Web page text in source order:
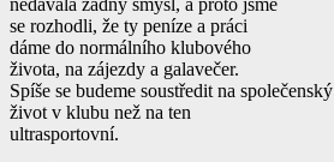
se rozhodli, že ty peníze a práci
dáme do normálního klubového
života, na zájezdy a galavečer.
Spíše se budeme soustředit na společenský
život v klubu než na ten
ultrasportovní.